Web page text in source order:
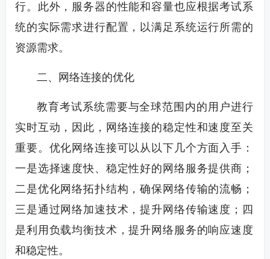
行。此外，服务器的性能和容量也应根据考试系
统的实际需求进行配置，以满足系统运行所需的
资源需求。
二、网络连接的优化
教育考试系统需要与全球范围内的用户进行
实时互动，因此，网络连接的稳定性和速度至关
重要。优化网络连接可以从以下几个方面入手：
一是选择速度快、稳定性好的网络服务提供商；
二是优化网络拓扑结构，确保网络传输的流畅；
三是通过网络加速技术，提升网络传输速度；四
是利用负载均衡技术，提升网络服务的响应速度
和稳定性。